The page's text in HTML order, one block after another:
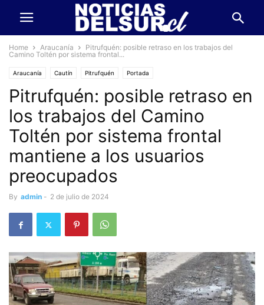
Home Araucanía
Pitrufquén: posible retraso en los trabajos del
Camino Toltén por sistema frontal...
Araucanía Cautín Pitrufquén Portada
Pitrufquén: posible retraso en
los trabajos del Camino
Toltén por sistema frontal
mantiene a los usuarios
preocupados
By admin - 2 de julio de 2024